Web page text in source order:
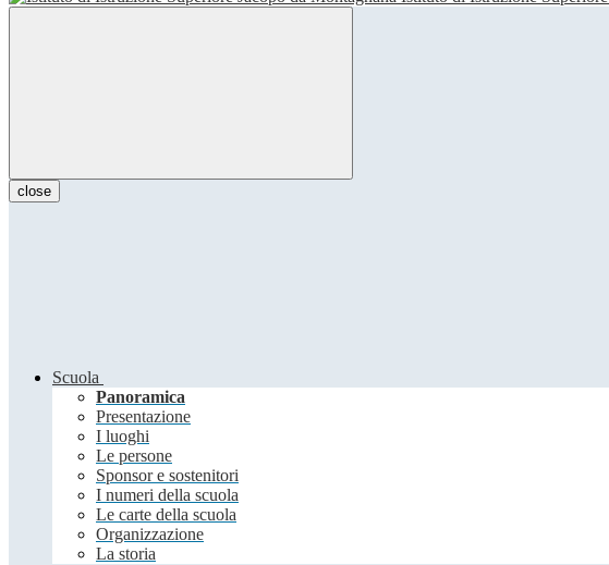
close
Scuola
Panoramica
Presentazione
I luoghi
Le persone
Sponsor e sostenitori
I numeri della scuola
Le carte della scuola
Organizzazione
La storia